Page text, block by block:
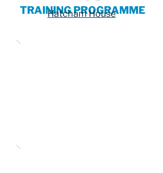
TRAINING PROGRAMME
Hatcham House